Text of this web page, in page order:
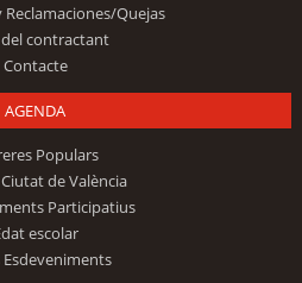
Reclamaciones/Quejas
contractant
Contacte
AGENDA
Populars
de València
Participatius
escolar
Esdeveniments